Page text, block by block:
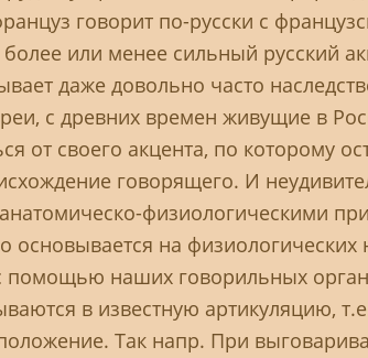
говорит по-русски с
или менее сильный русский
даже довольно часто
с древних времен живущие в
от своего акцента, по которому
говорящего. И
физиологическими
основывается на физиологических
наших говорильных
в известную артикуляцию,
Так напр. При